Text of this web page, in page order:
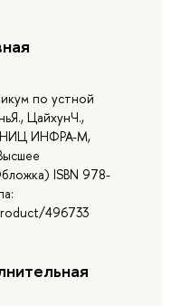
по устной
ЦайхунЧ.,
НИЦ ИНФРА-М,
ISBN 978-
496733